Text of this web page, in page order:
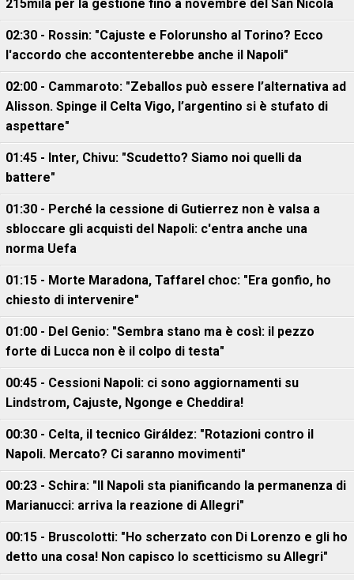
215mila per la gestione fino a novembre del San Nicola
02:30 - Rossin: "Cajuste e Folorunsho al Torino? Ecco
l'accordo che accontenterebbe anche il Napoli"
02:00 - Cammaroto: "Zeballos può essere l’alternativa ad
Alisson. Spinge il Celta Vigo, l’argentino si è stufato di
aspettare"
01:45 - Inter, Chivu: "Scudetto? Siamo noi quelli da
battere"
01:30 - Perché la cessione di Gutierrez non è valsa a
sbloccare gli acquisti del Napoli: c'entra anche una
norma Uefa
01:15 - Morte Maradona, Taffarel choc: "Era gonfio, ho
chiesto di intervenire"
01:00 - Del Genio: "Sembra stano ma è così: il pezzo
forte di Lucca non è il colpo di testa"
00:45 - Cessioni Napoli: ci sono aggiornamenti su
Lindstrom, Cajuste, Ngonge e Cheddira!
00:30 - Celta, il tecnico Giráldez: "Rotazioni contro il
Napoli. Mercato? Ci saranno movimenti"
00:23 - Schira: "Il Napoli sta pianificando la permanenza di
Marianucci: arriva la reazione di Allegri"
00:15 - Bruscolotti: "Ho scherzato con Di Lorenzo e gli ho
detto una cosa! Non capisco lo scetticismo su Allegri"